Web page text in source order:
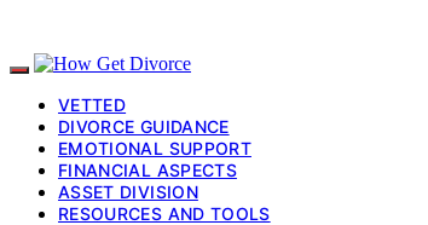
VETTED
DIVORCE GUIDANCE
EMOTIONAL SUPPORT
FINANCIAL ASPECTS
ASSET DIVISION
RESOURCES AND TOOLS